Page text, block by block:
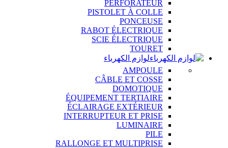
PERFORATEUR
PISTOLET À COLLE
PONCEUSE
RABOT ÉLECTRIQUE
SCIE ÉLECTRIQUE
TOURET
لوازم الكهرباء
AMPOULE
CÂBLE ET COSSE
DOMOTIQUE
ÉQUIPEMENT TERTIAIRE
ÉCLAIRAGE EXTÉRIEUR
INTERRUPTEUR ET PRISE
LUMINAIRE
PILE
RALLONGE ET MULTIPRISE